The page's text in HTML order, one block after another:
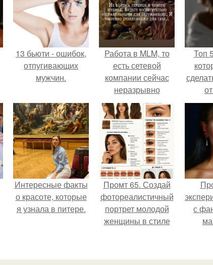
13 бьюти - ошибок,
отпугивающих
мужчин.
Работа в MLM, то
есть сетевой
компании сейчас
неразрывно
связана с создание
своего контента,
своей страницы в
соц сетях.
Топ
Интересные факты
о красоте, которые
я узнала в питере.
Промт 65. Создай
фотореалистичный
портрет молодой
женщины в стиле
с